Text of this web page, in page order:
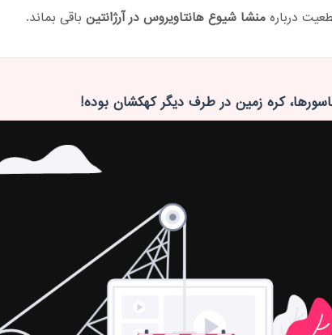
درباره منشا شیوع هانتاویروس در آرژانتین باقی بماند.
کره زمین در طرف دیگر کهکشان بوده!